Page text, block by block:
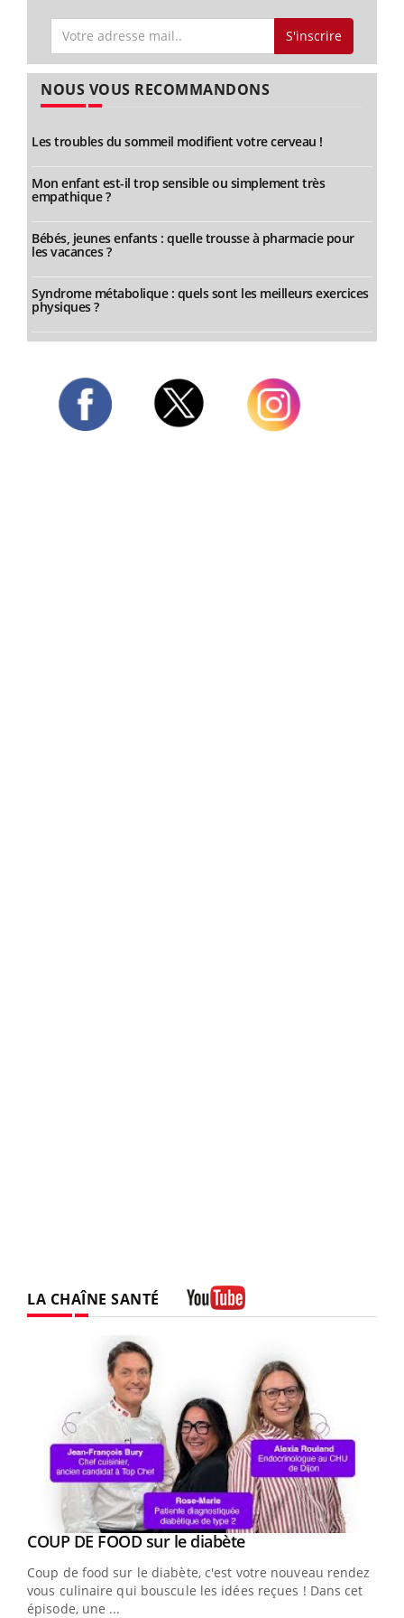
S'inscrire
NOUS VOUS RECOMMANDONS
Les troubles du sommeil modifient votre cerveau !
Mon enfant est-il trop sensible ou simplement très
empathique ?
Bébés, jeunes enfants : quelle trousse à pharmacie pour
les vacances ?
Syndrome métabolique : quels sont les meilleurs exercices
physiques ?
LA CHAÎNE SANTÉ
Youtube
COUP DE FOOD sur le diabèteYoutube
Coup de food sur le diabète, c'est votre nouveau rendez-
vous culinaire qui bouscule les idées reçues ! Dans cet
épisode, une ...